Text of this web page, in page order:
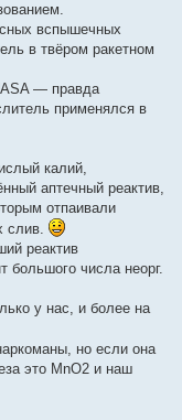
вспышечных
в твёром ракетном
— правда
применялся в
калий,
аптечный реактив,
отпаивали
слив.
реактив
большого числа неорг.
у нас, и более на
но если она
это MnO2 и наш